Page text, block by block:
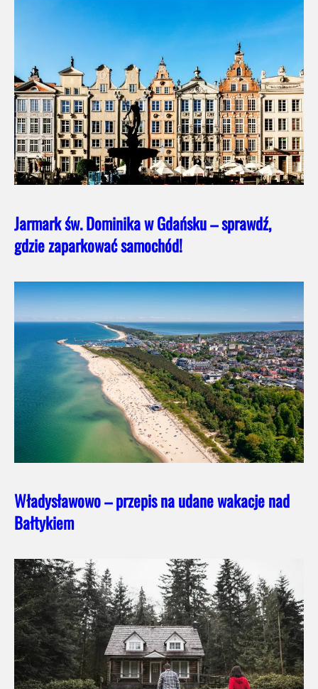
Jarmark św. Dominika w Gdańsku – sprawdź,
gdzie zaparkować samochód!
Władysławowo – przepis na udane wakacje nad
Bałtykiem